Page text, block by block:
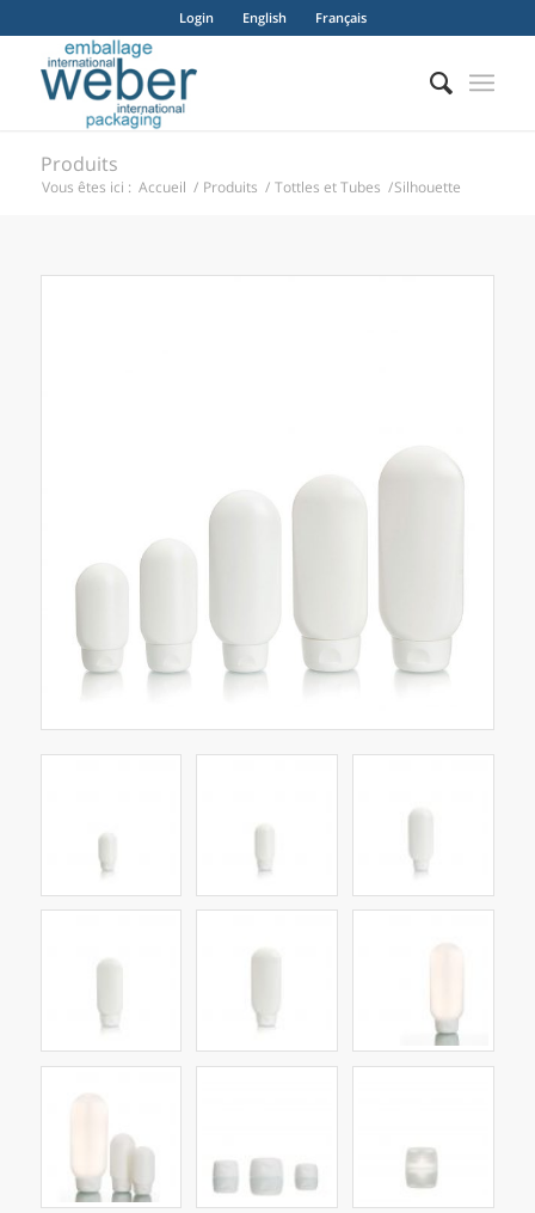
Login English Français
Produits
Vous êtes ici : Accueil / Produits / Tottles et Tubes /Silhouette